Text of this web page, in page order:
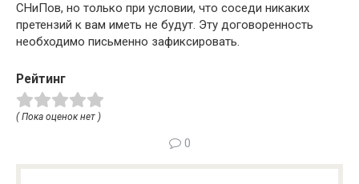
СНиПов, но только при условии, что соседи никаких
претензий к вам иметь не будут. Эту договоренность
необходимо письменно зафиксировать.
Рейтинг
( Пока оценок нет )
0